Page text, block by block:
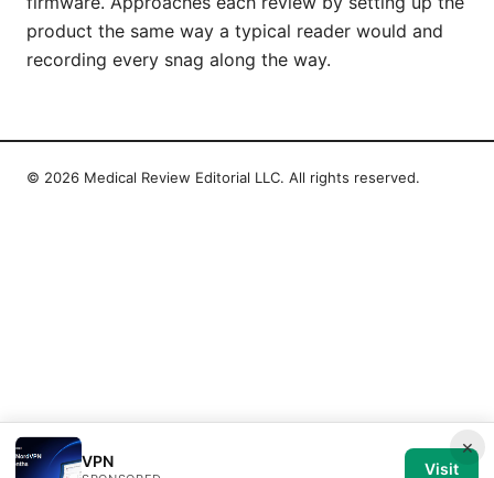
product the same way a typical reader would and
recording every snag along the way.
×
VPN Visit
© 2026 Medical Review Editorial LLC. All rights reserved.